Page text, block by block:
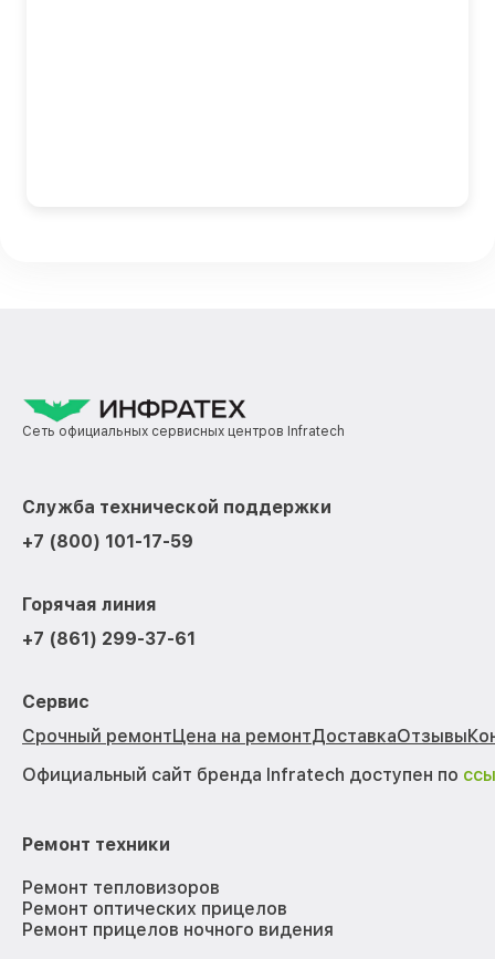
Сеть официальных сервисных центров Infratech
Служба технической поддержки
+7 (800) 101-17-59
Горячая линия
+7 (861) 299-37-61
Сервис
Срочный ремонтЦена на ремонтДоставкаОтзывы
Официальный сайт бренда Infratech доступен по
Ремонт техники
Ремонт тепловизоров
Ремонт оптических прицелов
Ремонт прицелов ночного видения